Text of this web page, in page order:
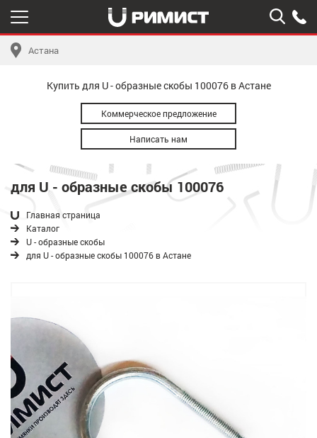
Астана
Купить для U - образные скобы 100076 в Астане
Коммерческое предложение
Написать нам
для U - образные скобы 100076
Главная страница
Каталог
U - образные скобы
для U - образные скобы 100076 в Астане